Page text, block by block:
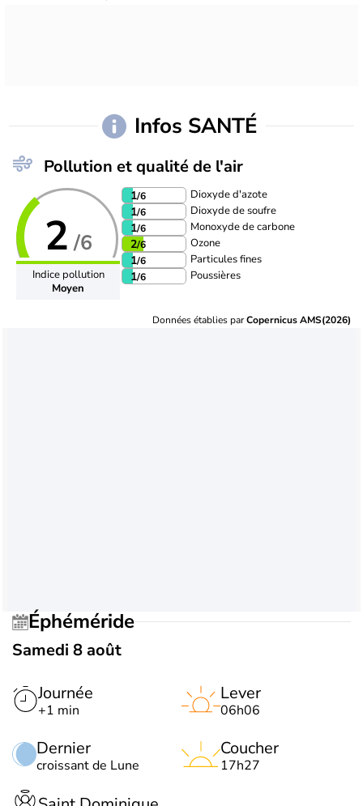
Infos SANTÉ
Pollution et qualité de l'air
2 /6
Indice pollution
Moyen
1/6 Dioxyde d'azote
1/6 Dioxyde de soufre
1/6 Monoxyde de carbone
2/6 Ozone
1/6 Particules fines
1/6 Poussières
Données établies parCopernicus AMS(2026)
Éphéméride
Samedi 8 août
Journée
+1 min
Dernier
croissant de Lune
Lever
06h06
Coucher
17h27